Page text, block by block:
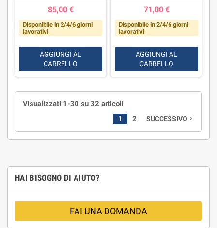
HAI BISOGNO DI AIUTO?
FAI UNA DOMANDA
85,00 €
Disponibile in 2/4/6 giorni
lavorativi
AGGIUNGI AL
CARRELLO
71,00 €
Disponibile in 2/4/6 giorni
lavorativi
AGGIUNGI AL
CARRELLO
Visualizzati 1-30 su 32 articoli
1
2 SUCCESSIVO navigate_next